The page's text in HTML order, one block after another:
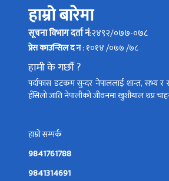
हाम्रो बारेमा
सूचना विभाग दर्ता नं:२४९२/०७७-०७८
प्रेस काउन्सिल द न: १०१४ /०७७ /७८
हामी के गर्छौं ?
पर्दाफास डटकम सुन्दर नेपाललाई शान्त, सभ्य
हँसिलो जाति नेपालीको जीवनमा खुशीयाल थप्न
हाम्रो सम्पर्क
9841761788
9841314691